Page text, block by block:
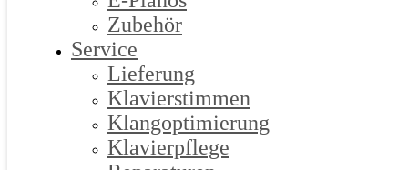
Zubehör
Service
Lieferung
Klavierstimmen
Klangoptimierung
Klavierpflege